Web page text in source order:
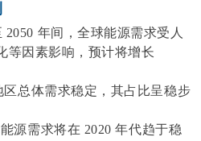
年间，全球能源需求受人
等因素影响，预计将增长
总体需求稳定，其占 比呈稳步
源需求将在 2020 年代趋于稳